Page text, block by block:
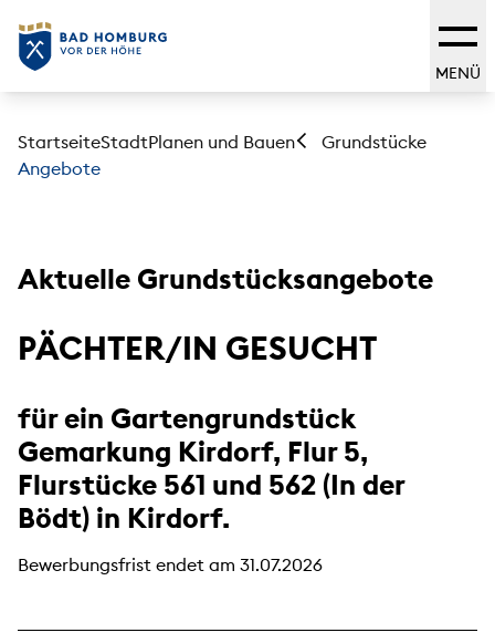
MENÜ
StartseiteStadtPlanen und Bauen
Grundstücke
Angebote
Aktuelle Grundstücksangebote
PÄCHTER/IN GESUCHT
für ein Gartengrundstück
Gemarkung Kirdorf, Flur 5,
Flurstücke 561 und 562 (In der
Bödt) in Kirdorf.
Bewerbungsfrist endet am 31.07.2026